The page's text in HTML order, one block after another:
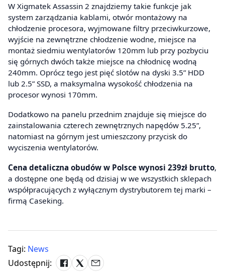
W Xigmatek Assassin 2 znajdziemy takie funkcje jak
system zarządzania kablami, otwór montażowy na
chłodzenie procesora, wyjmowane filtry przeciwkurzowe,
wyjście na zewnętrzne chłodzenie wodne, miejsce na
montaż siedmiu wentylatorów 120mm lub przy pozbyciu
się górnych dwóch także miejsce na chłodnicę wodną
240mm. Oprócz tego jest pięć slotów na dyski 3.5” HDD
lub 2.5” SSD, a maksymalna wysokość chłodzenia na
procesor wynosi 170mm.
Dodatkowo na panelu przednim znajduje się miejsce do
zainstalowania czterech zewnętrznych napędów 5.25”,
natomiast na górnym jest umieszczony przycisk do
wyciszenia wentylatorów.
Cena detaliczna obudów w Polsce wynosi 239zł brutto,
a dostępne one będą od dzisiaj w we wszystkich sklepach
współpracujących z wyłącznym dystrybutorem tej marki –
firmą Caseking.
Tagi: News
Udostępnij: